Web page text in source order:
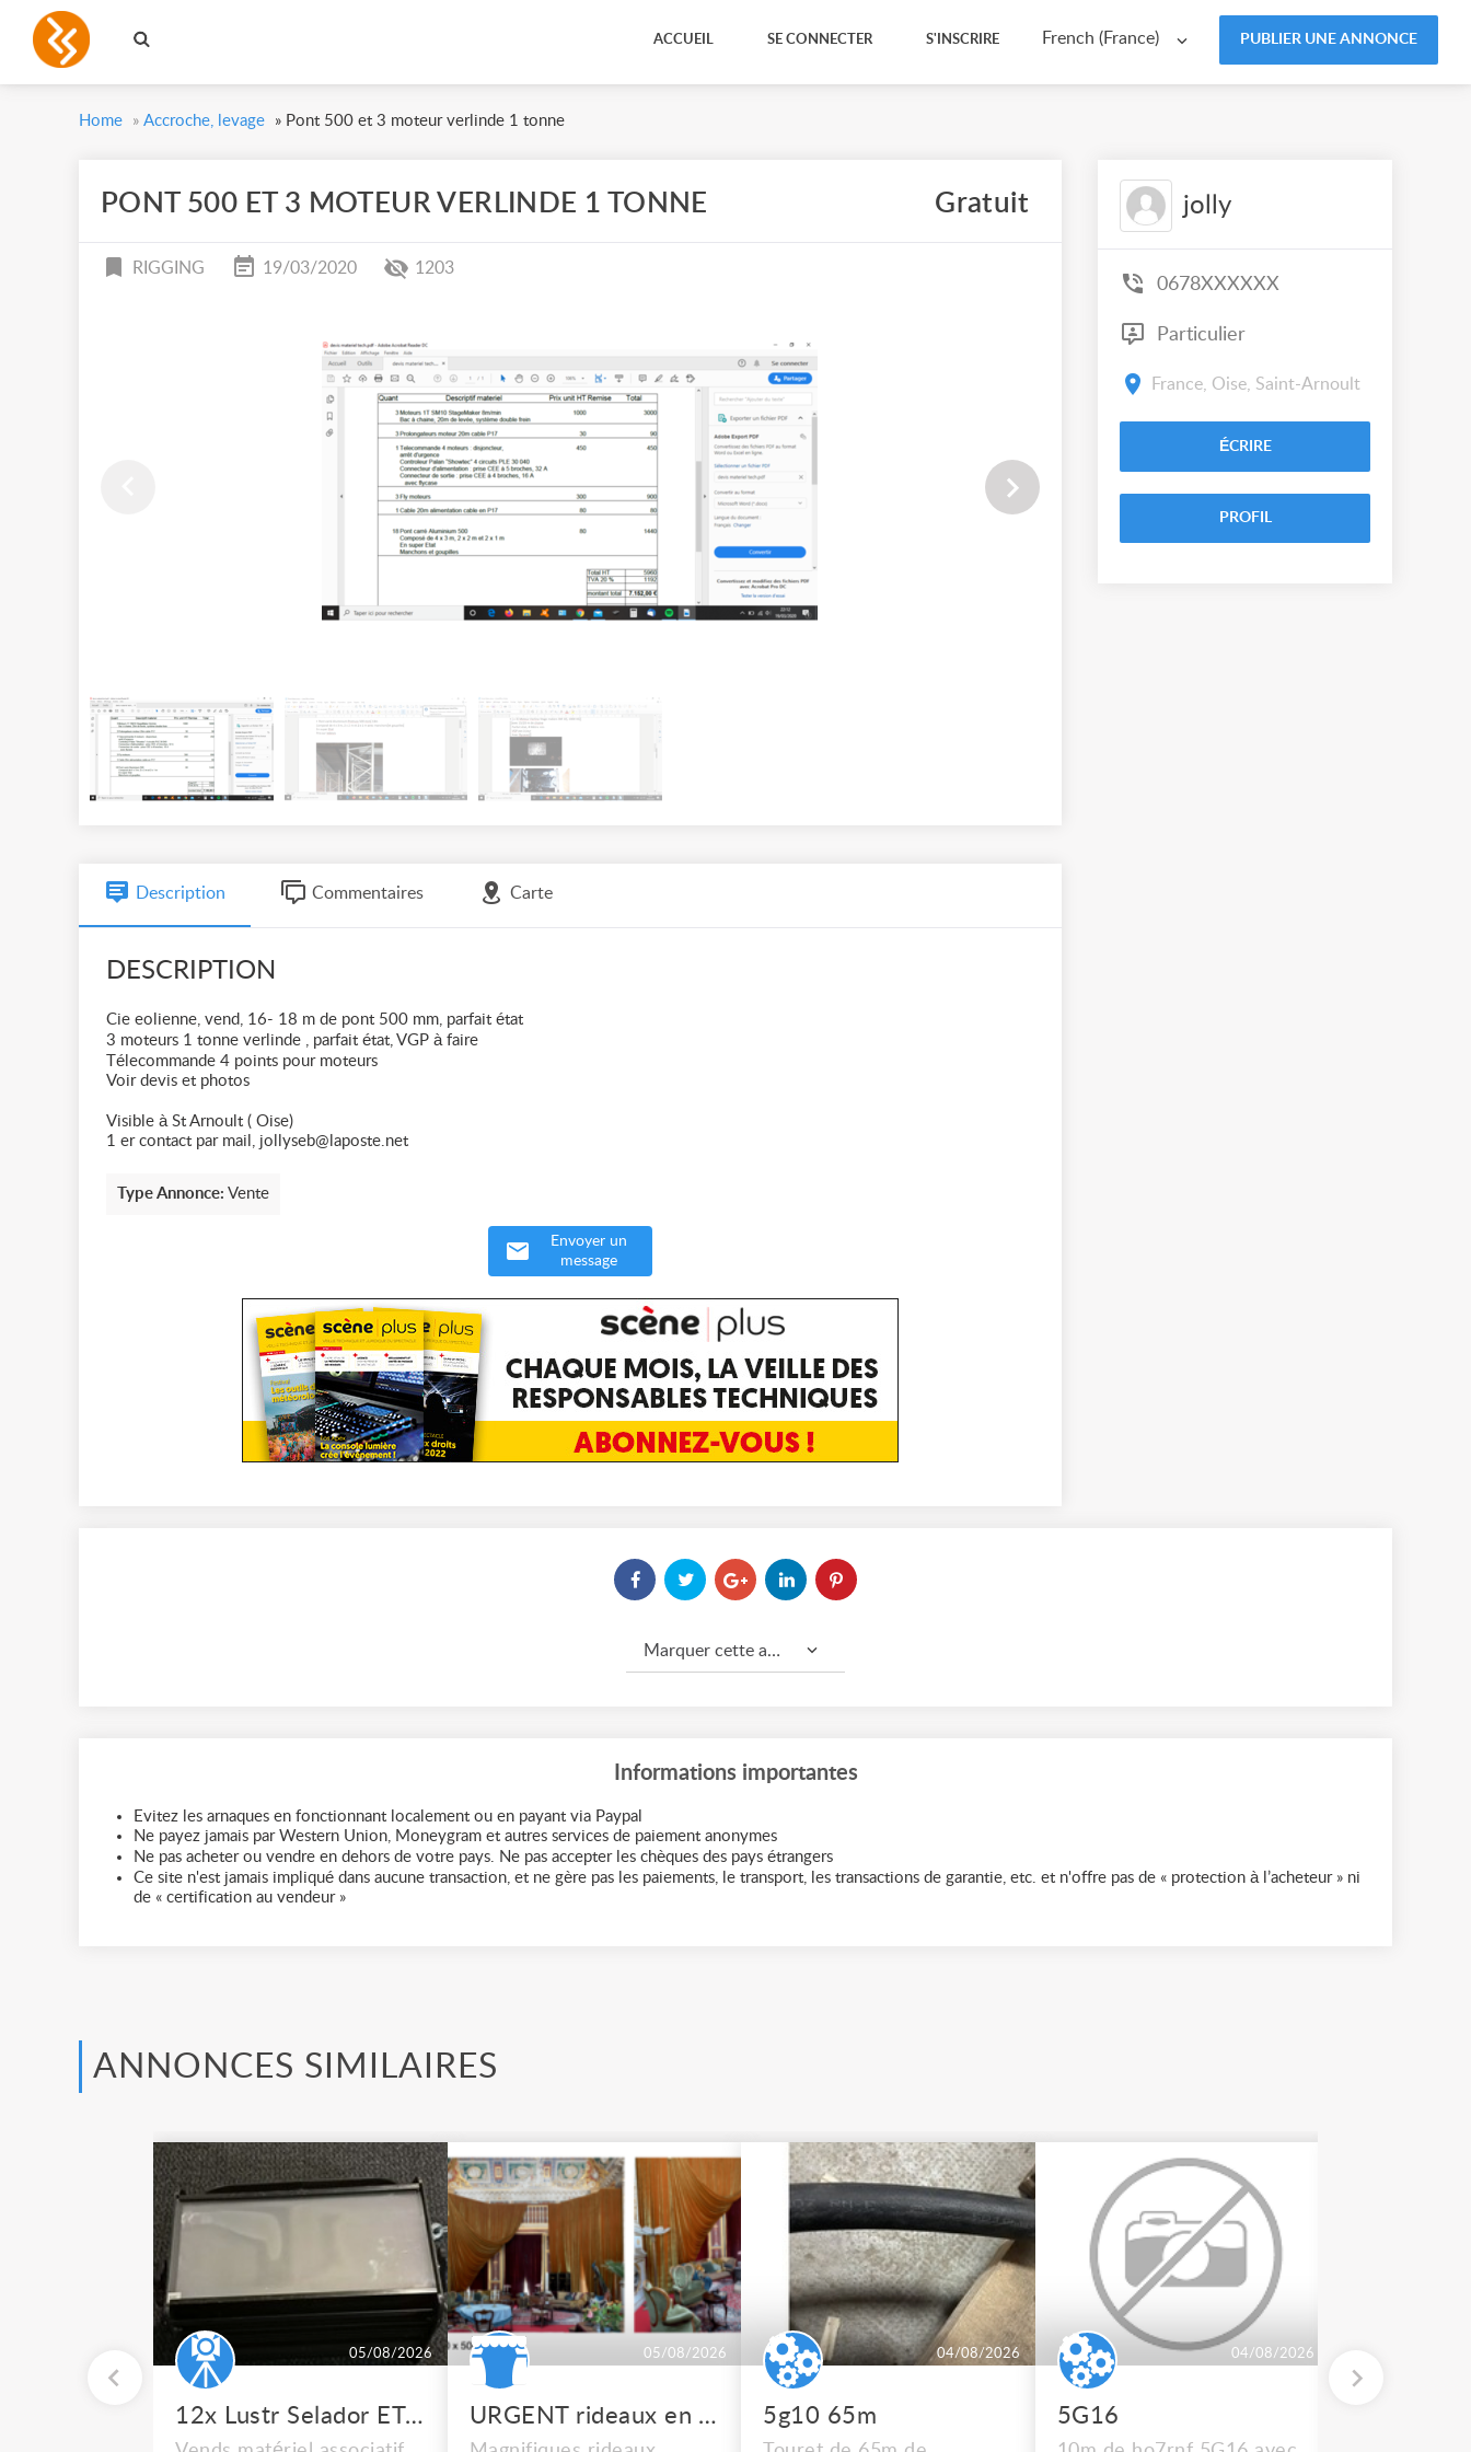
French (France) PUBLIER UNE ANNONCE
ACCUEIL SE CONNECTER S'INSCRIRE
Home » Accroche, levage » Pont 500 et 3 moteur verlinde 1 tonne
PONT 500 ET 3 MOTEUR VERLINDE 1 TONNE Gratuit
RIGGING 19/03/2020 1203
Description Commentaires Carte
DESCRIPTION
Cie eolienne, vend, 16- 18 m de pont 500 mm, parfait état
3 moteurs 1 tonne verlinde , parfait état, VGP à faire
Télecommande 4 points pour moteurs
Voir devis et photos
Visible à St Arnoult ( Oise)
1 er contact par mail, jollyseb@laposte.net
Type Annonce: Vente
Envoyer un
message
jolly
0678XXXXXX
Particulier
France, Oise, Saint-Arnoult
ÉCRIRE
PROFIL
Marquer cette annonce comme...
Informations importantes
Evitez les arnaques en fonctionnant localement ou en payant via Paypal
Ne payez jamais par Western Union, Moneygram et autres services de paiement anonymes
Ne pas acheter ou vendre en dehors de votre pays. Ne pas accepter les chèques des pays étrangers
Ce site n'est jamais impliqué dans aucune transaction, et ne gère pas les paiements, le transport, les transactions de garantie, etc. et n'offre pas de « protection à l’acheteur » ni
de « certification au vendeur »
ANNONCES SIMILAIRES
05/08/2026
12x Lustr Selador ETC Led 7x colors filtres
05/08/2026
URGENT rideaux en velours de soie
04/08/2026
5g10 65m
04/08/2026
5G16